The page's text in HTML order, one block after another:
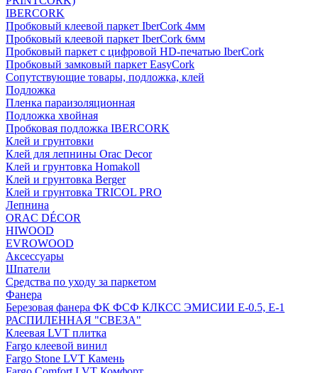
IBERCORK
Пробковый клеевой паркет IberCork 4мм
Пробковый клеевой паркет IberCork 6мм
Пробковый паркет с цифровой HD-печатью IberCork
Пробковый замковый паркет EasyCork
Сопутствующие товары, подложка, клей
Подложка
Пленка параизоляционная
Подложка хвойная
Пробковая подложка IBERCORK
Клей и грунтовки
Клей для лепнины Orac Decor
Клей и грунтовка Homakoll
Клей и грунтовка Berger
Клей и грунтовка TRICOL PRO
Лепнина
ORAC DÉCOR
HIWOOD
EVROWOOD
Аксессуары
Шпатели
Средства по уходу за паркетом
Фанера
Березовая фанера ФК ФСФ КЛКСС ЭМИСИИ Е-0.5, Е-1
РАСПИЛЕННАЯ "СВЕЗА"
Клеевая LVT плитка
Fargo клеевой винил
Fargo Stone LVT Камень